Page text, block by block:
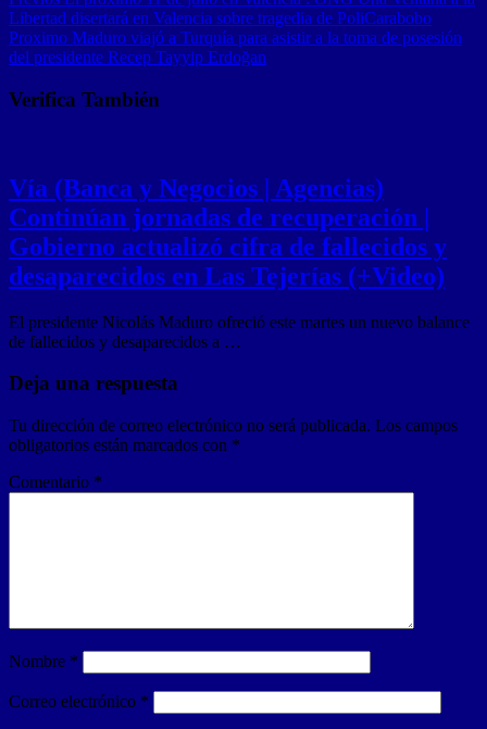
Libertad disertará en Valencia sobre tragedia de PoliCarabobo
Proximo Maduro viajó a Turquía para asistir a la toma de posesión
del presidente Recep Tayyip Erdoğan
Verifica También
Vía (Banca y Negocios | Agencias)
Continúan jornadas de recuperación |
Gobierno actualizó cifra de fallecidos y
desaparecidos en Las Tejerías (+Video)
El presidente Nicolás Maduro ofreció este martes un nuevo balance
de fallecidos y desaparecidos a …
Deja una respuesta
Tu dirección de correo electrónico no será publicada. Los campos
obligatorios están marcados con *
Comentario *
Nombre *
Correo electrónico *